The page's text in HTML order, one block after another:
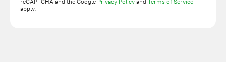
reCAPTCHA and the Google Privacy Policy and Terms of Service
apply.